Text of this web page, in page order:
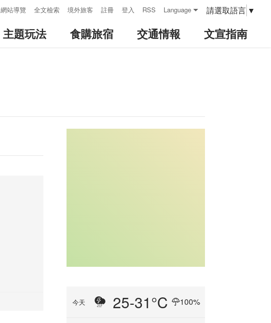
網站導覽 全文檢索 境外旅客 註冊 登入 RSS Language 請選取語言 ▼
主題玩法 食購旅宿 交通情報 文宣指南
今天 25-31°C 100%